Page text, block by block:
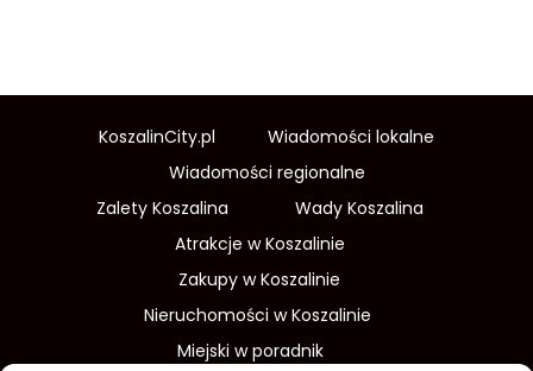
KoszalinCity.pl
Wiadomości lokalne
Wiadomości regionalne
Zalety Koszalina
Wady Koszalina
Atrakcje w Koszalinie
Zakupy w Koszalinie
Nieruchomości w Koszalinie
Miejski w poradnik